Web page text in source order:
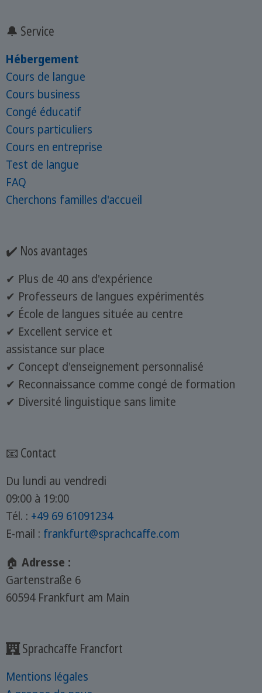
🔔 Service
Hébergement
Cours de langue
Cours business
Congé éducatif
Cours particuliers
Cours en entreprise
Test de langue
FAQ
Cherchons familles d'accueil
✔️ Nos avantages
✔ Plus de 40 ans d'expérience
✔ Professeurs de langues expérimentés
✔ École de langues située au centre
✔ Excellent service et
assistance sur place
✔ Concept d'enseignement personnalisé
✔ Reconnaissance comme congé de formation
✔ Diversité linguistique sans limite
📧 Contact
Du lundi au vendredi
09:00 à 19:00
Tél. : +49 69 61091234
E-mail : frankfurt@sprachcaffe.com
🏠 Adresse :
Gartenstraße 6
60594 Frankfurt am Main
Sprachcaffe Francfort
Mentions légales